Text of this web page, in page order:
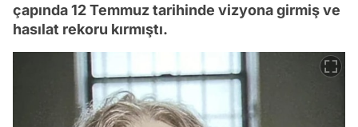
çapında 12 Temmuz tarihinde vizyona girmiş ve
hasılat rekoru kırmıştı.